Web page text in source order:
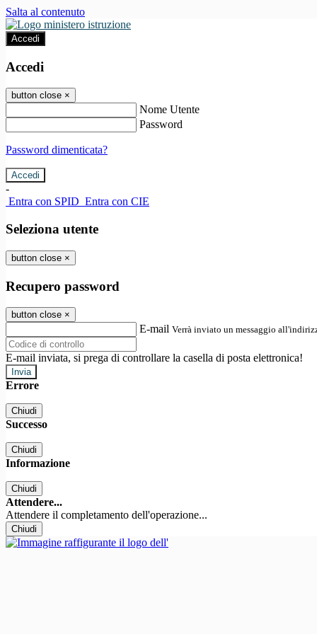
Salta al contenuto
Accedi
Accedi
button close ×
Nome Utente
Password
Password dimenticata?
-
Entra con SPID Entra con CIE
Seleziona utente
button close ×
Recupero password
button close ×
E-mail Verrà inviato un messaggio
E-mail inviata, si prega di controllare la casella di posta elettronica!
Errore
Chiudi
Successo
Chiudi
Informazione
Chiudi
Attendere...
Attendere il completamento dell'operazione...
Chiudi